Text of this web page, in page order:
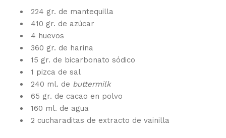
224 gr. de mantequilla
410 gr. de azúcar
4 huevos
360 gr. de harina
15 gr. de bicarbonato sódico
1 pizca de sal
240 ml. de buttermilk
65 gr. de cacao en polvo
160 ml. de agua
2 cucharaditas de extracto de vainilla